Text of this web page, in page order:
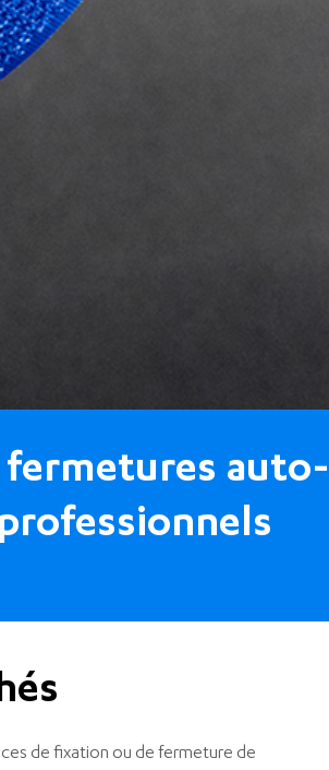
auto-
de fixation ou de fermeture de